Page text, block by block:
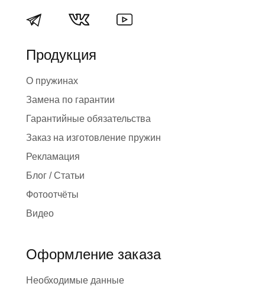
Продукция
О пружинах
Замена по гарантии
Гарантийные обязательства
Заказ на изготовление пружин
Рекламация
Блог / Статьи
Фотоотчёты
Видео
Оформление заказа
Необходимые данные